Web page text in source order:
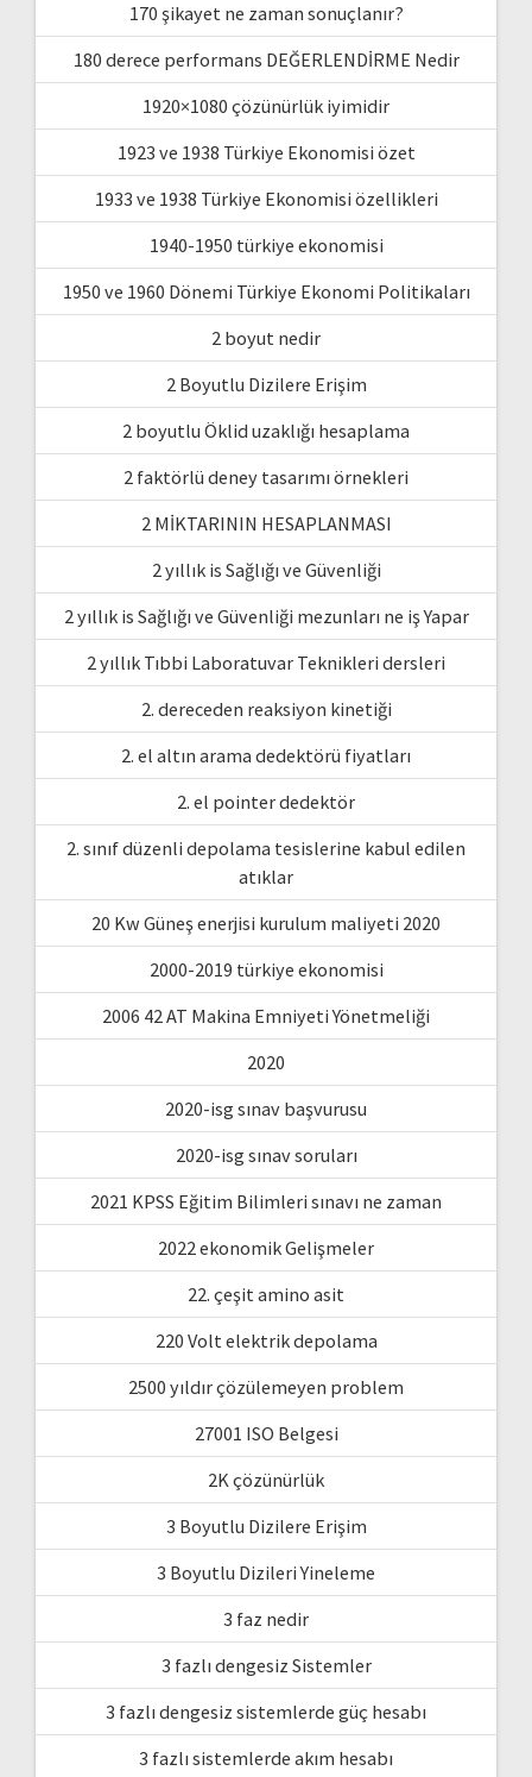
170 şikayet ne zaman sonuçlanır?
180 derece performans DEĞERLENDİRME Nedir
1920×1080 çözünürlük iyimidir
1923 ve 1938 Türkiye Ekonomisi özet
1933 ve 1938 Türkiye Ekonomisi özellikleri
1940-1950 türkiye ekonomisi
1950 ve 1960 Dönemi Türkiye Ekonomi Politikaları
2 boyut nedir
2 Boyutlu Dizilere Erişim
2 boyutlu Öklid uzaklığı hesaplama
2 faktörlü deney tasarımı örnekleri
2 MİKTARININ HESAPLANMASI
2 yıllık is Sağlığı ve Güvenliği
2 yıllık is Sağlığı ve Güvenliği mezunları ne iş Yapar
2 yıllık Tıbbi Laboratuvar Teknikleri dersleri
2. dereceden reaksiyon kinetiği
2. el altın arama dedektörü fiyatları
2. el pointer dedektör
2. sınıf düzenli depolama tesislerine kabul edilen
atıklar
20 Kw Güneş enerjisi kurulum maliyeti 2020
2000-2019 türkiye ekonomisi
2006 42 AT Makina Emniyeti Yönetmeliği
2020
2020-isg sınav başvurusu
2020-isg sınav soruları
2021 KPSS Eğitim Bilimleri sınavı ne zaman
2022 ekonomik Gelişmeler
22. çeşit amino asit
220 Volt elektrik depolama
2500 yıldır çözülemeyen problem
27001 ISO Belgesi
2K çözünürlük
3 Boyutlu Dizilere Erişim
3 Boyutlu Dizileri Yineleme
3 faz nedir
3 fazlı dengesiz Sistemler
3 fazlı dengesiz sistemlerde güç hesabı
3 fazlı sistemlerde akım hesabı